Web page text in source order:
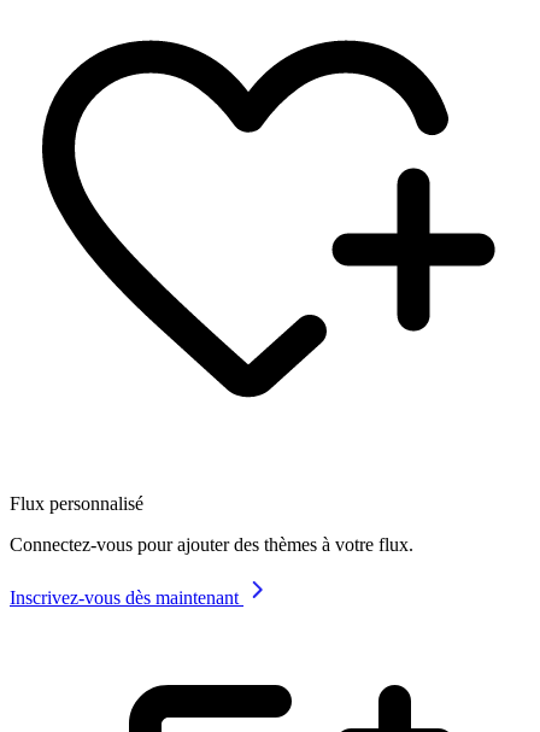
Flux personnalisé
Connectez-vous pour ajouter des thèmes à votre flux.
Inscrivez-vous dès maintenant